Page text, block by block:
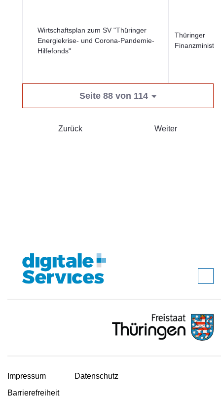
Wirtschaftsplan zum SV "Thüringer
Energiekrise- und Corona-Pandemie-
Hilfefonds"
Thüringer
Seite 88 von 114
Zurück Weiter
Impressum
Datenschutz
Barrierefreiheit